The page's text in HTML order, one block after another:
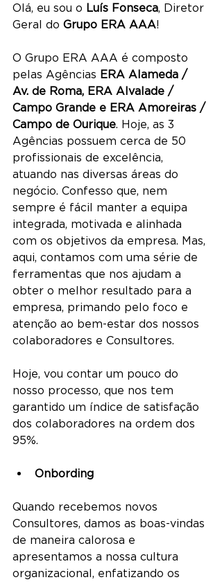
Olá, eu sou o Luís Fonseca, Diretor
Geral do Grupo ERA AAA!
O Grupo ERA AAA é composto
pelas Agências ERA Alameda /
Av. de Roma, ERA Alvalade /
Campo Grande e ERA Amoreiras /
Campo de Ourique. Hoje, as 3
Agências possuem cerca de 50
profissionais de excelência,
atuando nas diversas áreas do
negócio. Confesso que, nem
sempre é fácil manter a equipa
integrada, motivada e alinhada
com os objetivos da empresa. Mas,
aqui, contamos com uma série de
ferramentas que nos ajudam a
obter o melhor resultado para a
empresa, primando pelo foco e
atenção ao bem-estar dos nossos
colaboradores e Consultores.
Hoje, vou contar um pouco do
nosso processo, que nos tem
garantido um índice de satisfação
dos colaboradores na ordem dos
95%.
Onbording
Quando recebemos novos
Consultores, damos as boas-vindas
de maneira calorosa e
apresentamos a nossa cultura
organizacional, enfatizando os